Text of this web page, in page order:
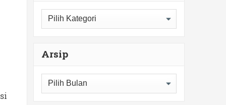
Kategori
Arsip
Arsip